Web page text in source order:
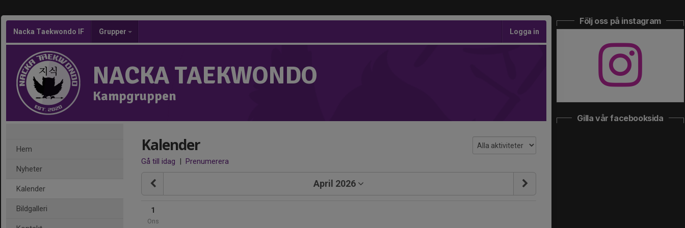
Nacka Taekwondo IF Grupper Logga in
NACKA TAEKWONDO
Kampgruppen
Hem
Nyheter
Kalender
Bildgalleri
Kalender
Gå till idag | Prenumerera
April 2026
1
Ons
Följ oss på instagram
Gilla vår facebooksida